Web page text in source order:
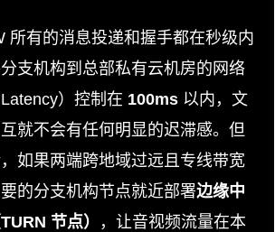
所有的消息投递和握手都在秒级内
支机构到总部私有云机房的网络
）控制在 100ms以内，文
就不会有任何明显的迟滞感。但
如果两端跨地域过远且专线带宽
的分支机构节点就近部署边缘中
节点）
，让音视频流量在本